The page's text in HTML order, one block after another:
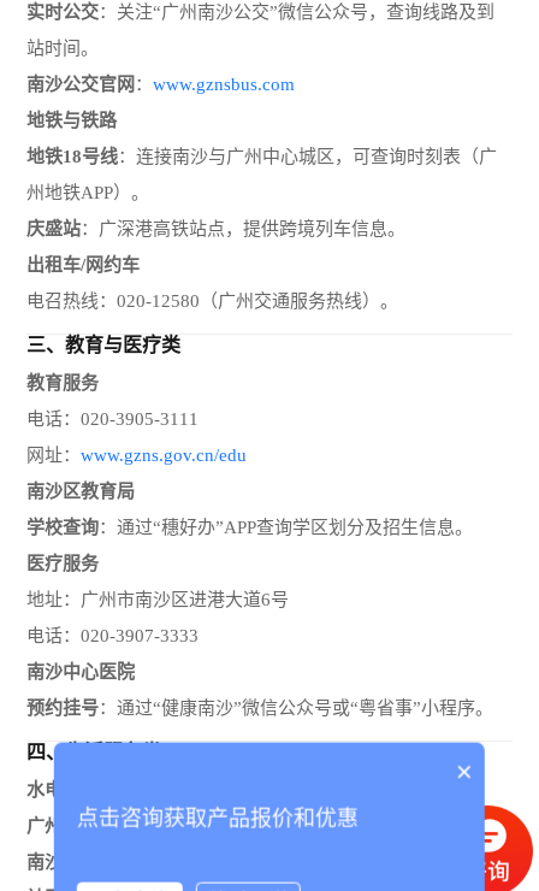
实时公交：关注“广州南沙公交”微信公众号，查询线路及到
站时间。
南沙公交官网 ：www.gznsbus.com
地铁与铁路
地铁18号线：连接南沙与广州中心城区，可查询时刻表（广
州地铁APP）。
庆盛站：广深港高铁站点，提供跨境列车信息。
出租车/网约车
电召热线：020-12580（广州交通服务热线）。
三、教育与医疗类
教育服务
电话：020-3905-3111
网址：www.gzns.gov.cn/edu
南沙区教育局
学校查询：通过“穗好办”APP查询学区划分及招生信息。
医疗服务
地址：广州市南沙区进港大道6号
电话：020-3907-3333
南沙中心医院
预约挂号：通过“健康南沙”微信公众号或“粤省事”小程序。
四、生活服务类
水电燃气
广州供电局：95598（电话）或“南方电网”APP。
南沙华润燃气
×
点击咨询获取产品报价和优惠